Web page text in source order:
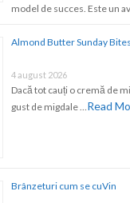
model de succes. Este un
Almond Butter Sunday
4 august 2026
Dacă tot cauți o cremă de
gust de migdale …Read
Brânzeturi cum se cuVin